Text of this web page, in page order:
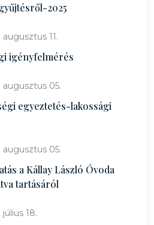
2025
augusztus 11.
igényfelmérés
augusztus 05.
egyeztetés-lakossági
augusztus 05.
a Kállay László Óvoda
tartásáról
július 18.